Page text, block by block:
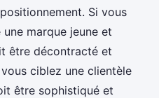
Si vous
marque jeune et
être décontracté et
ciblez une clientèle
être sophistiqué et